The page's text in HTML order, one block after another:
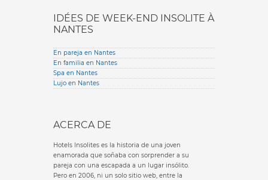
IDÉES DE WEEK-END INSOLITE À
NANTES
En pareja en Nantes
En familia en Nantes
Spa en Nantes
Lujo en Nantes
ACERCA DE
Hotels Insolites es la historia de una joven
enamorada que soñaba con sorprender a su
pareja con una escapada a un lugar insólito.
Pero en 2006, ni un solo sitio web, entre la